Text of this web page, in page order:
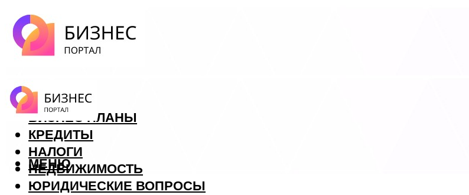
ФОРЕКС
БИЗНЕС ПЛАНЫ
КРЕДИТЫ
НАЛОГИ
НЕДВИЖИМОСТЬ
ЮРИДИЧЕСКИЕ ВОПРОСЫ
МЕНЮ